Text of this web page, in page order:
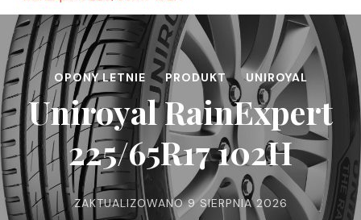
OPONY LETNIE PRODUKT UNIROYAL
Uniroyal RainExpert
225/65R17 102H
ZAKTUALIZOWANO9 SIERPNIA 2026